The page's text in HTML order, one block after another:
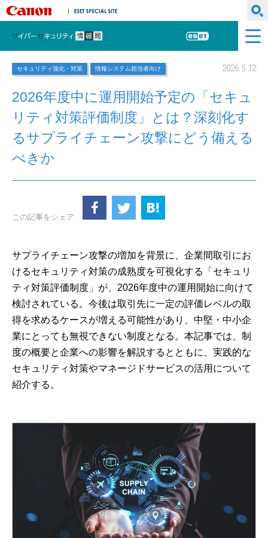
キヤノンマーケティングジャパン株式会社
サイバーセキュリティ情報局
ESET
セキュリティ強化・対策 情報システム担当者向け 2026.5.12
2026年度中に運用開始予定の「セキュ
リティ対策評価制度」とは？深刻化す
るサプライチェーン攻撃にどう備える
べきか
この記事をシェア
サプライチェーン攻撃の増加を背景に、企業間取引にお
けるセキュリティ対策の成熟度を可視化する「セキュリ
ティ対策評価制度」が、2026年度中の運用開始に向けて
検討されている。今後は取引先に一定の評価レベルの取
得を求めるケースが増える可能性があり、中堅・中小企
業にとっても無視できない制度となる。本記事では、制
度の概要と企業への影響を解説するとともに、実践的な
セキュリティ対策やマネージドサービスの活用について
紹介する。